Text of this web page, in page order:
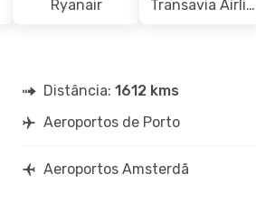
Ryanair Transavia Airlines
Distância: 1612 kms
Aeroportos de Porto
Aeroportos Amsterdã